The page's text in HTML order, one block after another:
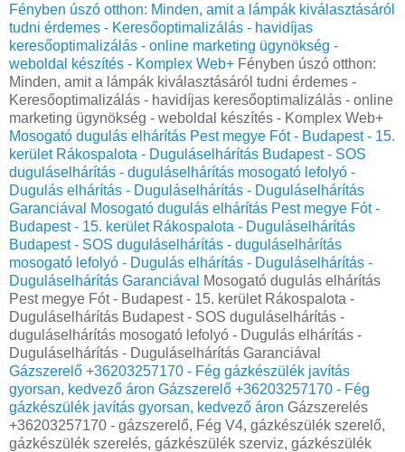
Fényben úszó otthon: Minden, amit a lámpák kiválasztásáról
tudni érdemes - Keresőoptimalizálás - havidíjas
keresőoptimalizálás - online marketing ügynökség -
weboldal készítés - Komplex Web+ Fényben úszó otthon:
Minden, amit a lámpák kiválasztásáról tudni érdemes -
Keresőoptimalizálás - havidíjas keresőoptimalizálás - online
marketing ügynökség - weboldal készítés - Komplex Web+
Mosogató dugulás elhárítás Pest megye Fót - Budapest - 15.
kerület Rákospalota - Duguláselhárítás Budapest - SOS
duguláselhárítás - duguláselhárítás mosogató lefolyó -
Dugulás elhárítás - Duguláselhárítás - Duguláselhárítás
Garanciával
Mosogató dugulás elhárítás Pest megye Fót -
Budapest - 15. kerület Rákospalota - Duguláselhárítás
Budapest - SOS duguláselhárítás - duguláselhárítás
mosogató lefolyó - Dugulás elhárítás - Duguláselhárítás -
Duguláselhárítás Garanciával
Mosogató dugulás elhárítás
Pest megye Fót - Budapest - 15. kerület Rákospalota -
Duguláselhárítás Budapest - SOS duguláselhárítás -
duguláselhárítás mosogató lefolyó - Dugulás elhárítás -
Duguláselhárítás - Duguláselhárítás Garanciával
Gázszerelő +36203257170 - Fég gázkészülék javítás
gyorsan, kedvező áron Gázszerelő +36203257170 - Fég
gázkészülék javítás gyorsan, kedvező áron Gázszerelés
+36203257170 - gázszerelő, Fég V4, gázkészülék szerelő,
gázkészülék szerelés, gázkészülék szerviz, gázkészülék